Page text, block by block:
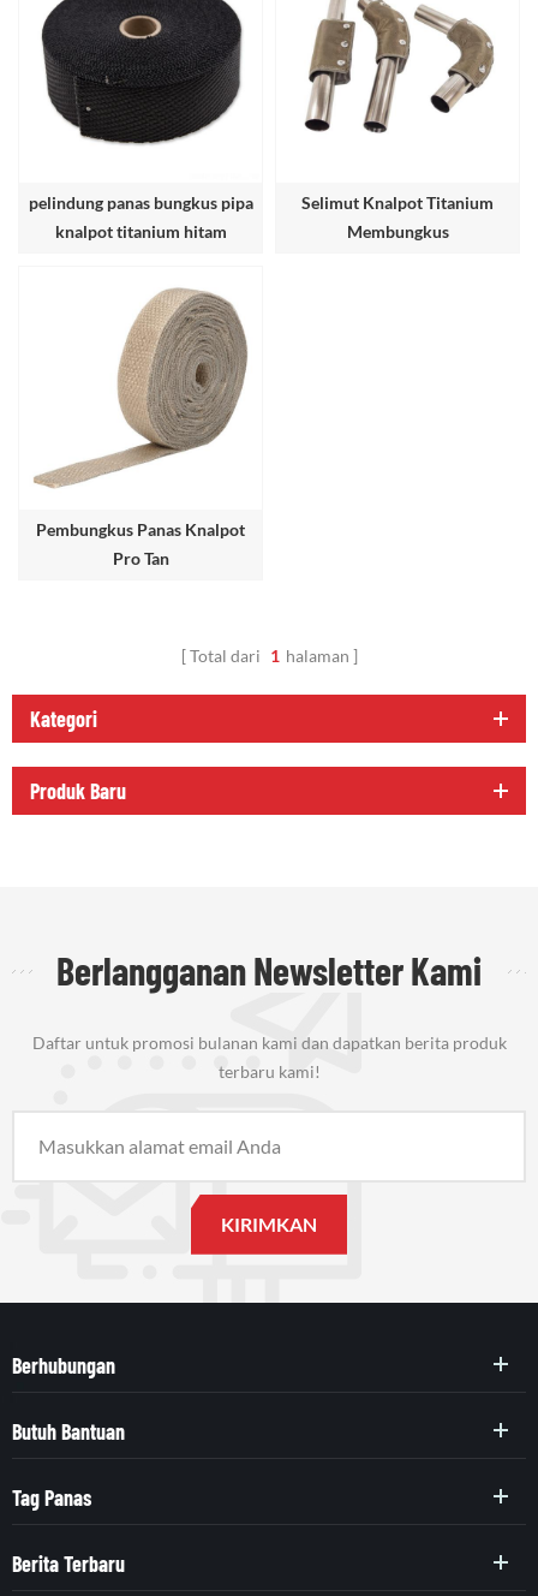
pelindung panas bungkus pipa
knalpot titanium hitam
Selimut Knalpot Titanium
Membungkus
Pembungkus Panas Knalpot
Pro Tan
Total dari 1 halaman
Kategori
Produk Baru
Berlangganan Newsletter Kami
Daftar untuk promosi bulanan kami dan dapatkan berita produk
terbaru kami!
Berhubungan
Butuh Bantuan
Tag Panas
Berita Terbaru